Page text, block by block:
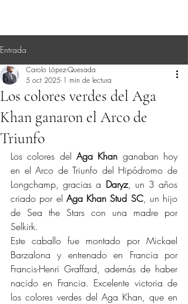
Entrada
Los colores verdes del Aga
Khan ganaron el Arco de
Triunfo
Carolo López-Quesada
5 oct 2025 1 min de lectura
Los colores del Aga Khan ganaban hoy
en el Arco de Triunfo del Hipódromo de
Longchamp, gracias a Daryz, un 3 años
criado por el Aga Khan Stud SC, un hijo
de Sea the Stars con una madre por
Selkirk.
Este caballo fue montado por Mickael
Barzalona y entrenado en Francia por
Francis-Henri Graffard, además de haber
nacido en Francia. Excelente victoria de
los colores verdes del Aga Khan, que en